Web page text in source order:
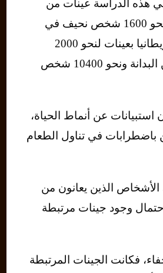
هذه الدراسة عينات من
الحمض النووي لنحو 1600 شخص نحيف في
صحة جيدة في بريطانيا بعينات لنحو 2000
شخص يعانون من البدانة ونحو 10400 شخص
استبيانات عن أنماط الحياة،
باضطرابات في تناول الطعام
الأشخاص الذين يعانون من
احتمال وجود جينات مرتبطة
فكانت الجينات المرتبطة